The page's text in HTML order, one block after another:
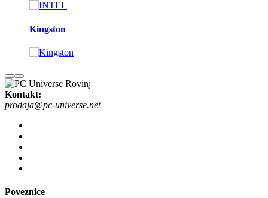
Kingston
Kontakt:
prodaja@pc-universe.net
Poveznice